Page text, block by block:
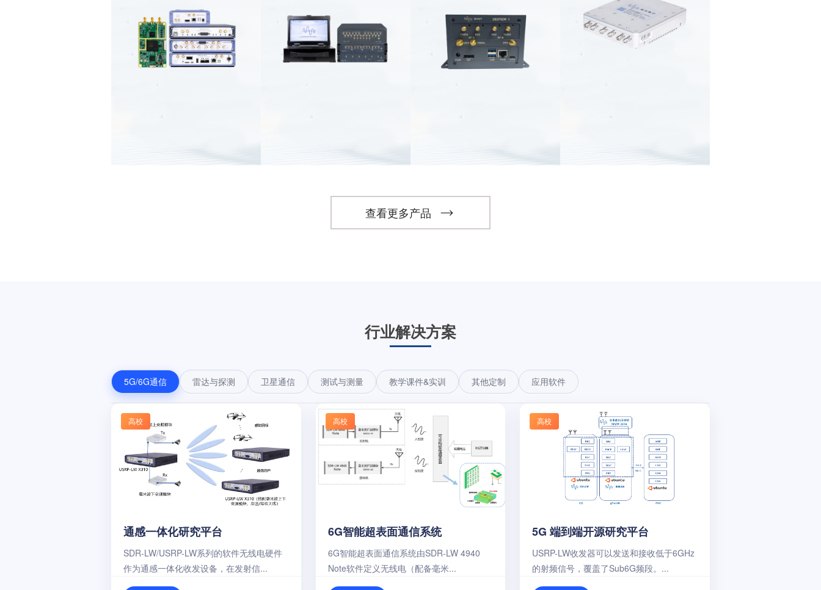
查看更多产品
行业解决方案
5G/6G通信 雷达与探测 卫星通信 测试与测量 教学课件&实训 其他定制 应用软件
高校
通感一体化研究平台
SDR-LW/USRP-LW系列的软件无线电硬件
作为通感一体化收发设备，在发射信...
高校
6G智能超表面通信系统
6G智能超表面通信系统由SDR-LW 4940
Note软件定义无线电（配备毫米...
高校
5G 端到端开源研究平台
USRP-LW收发器可以发送和接收低于6GHz
的射频信号，覆盖了Sub6G频段。...